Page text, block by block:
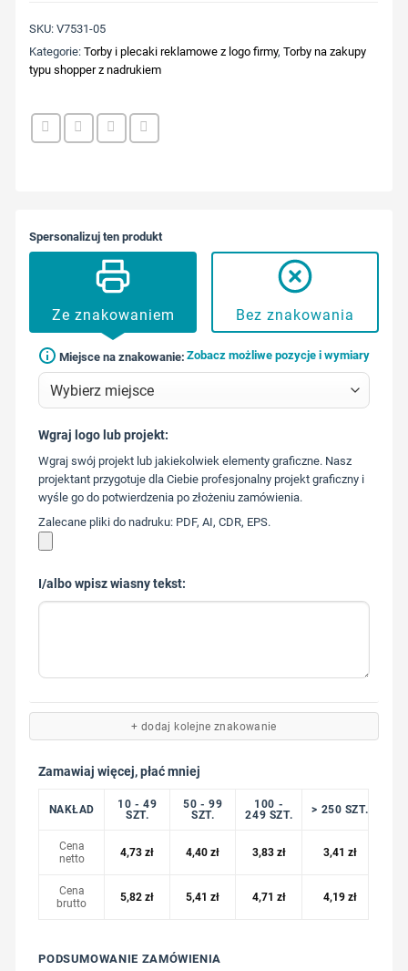
SKU:V7531-05
Kategorie:Torby i plecaki reklamowe z logo firmy,Torby na zakupy
typu shopper z nadrukiem
Spersonalizuj ten produkt
Ze znakowaniem Bez znakowania
Miejsce na znakowanie: Zobacz możliwe pozycje i wymiary
573 568
217
Wgraj logo lub projekt:
Wgraj swój projekt lub jakiekolwiek elementy graficzne. Nasz
projektant przygotuje dla Ciebie profesjonalny projekt graficzny i
wyśle go do potwierdzenia po złożeniu zamówienia.
Zalecane pliki do nadruku: PDF, AI, CDR, EPS.
I/albo wpisz wiasny tekst:
+ dodaj kolejne znakowanie
Zamawiaj więcej, płać mniej
NAKŁAD
10 - 49
SZT.
50 - 99
SZT.
100 -
249 SZT.
> 250 SZT.
Cena
netto
4,73zł 4,40zł 3,83 zł 3,41 zł
Cena
brutto
5,82zł 5,41zł 4,71 zł 4,19 zł
PODSUMOWANIE ZAMÓWIENIA